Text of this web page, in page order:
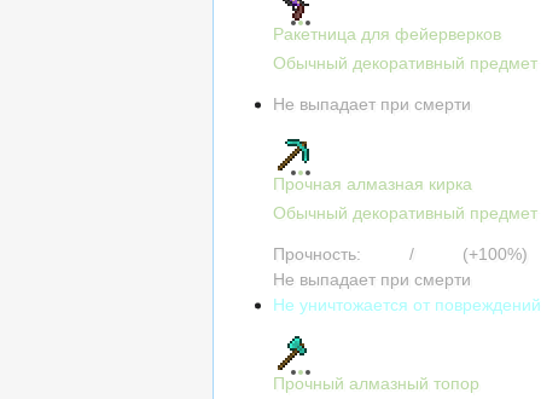
Ракетница для фейерверков
Обычный декоративный предмет
Не выпадает при смерти
Прочная алмазная кирка
Обычный декоративный предмет
Прочность: /
(+100%)
Не выпадает при смерти
Не уничтожается от повреждений
Прочный алмазный топор